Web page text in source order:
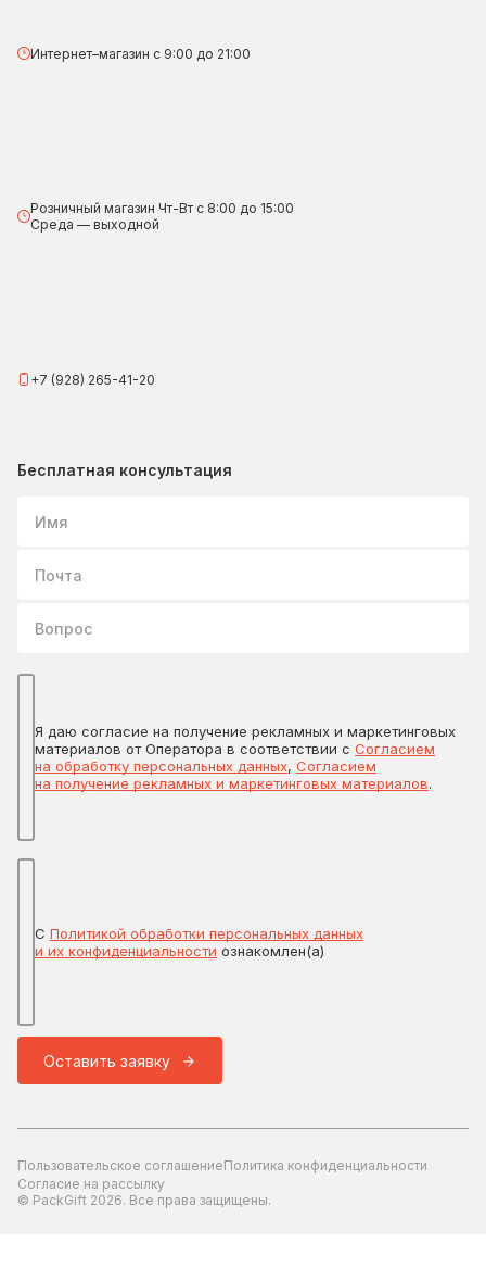
Интернет–магазин с 9:00 до 21:00
Розничный магазин Чт-Вт с 8:00 до 15:00
Среда — выходной
+7 (928) 265-41-20
Бесплатная консультация
Я даю согласие на получение рекламных и маркетинговых
материалов от Оператора в соответствии с Согласием
на обработку персональных данных, Согласием
на получение рекламных и маркетинговых материалов.
С Политикой обработки персональных данных
и их конфиденциальности ознакомлен(а)
Оставить заявку
Пользовательское соглашениеПолитика конфиденциальности
Согласие на рассылку
© PackGift 2026. Все права защищены.